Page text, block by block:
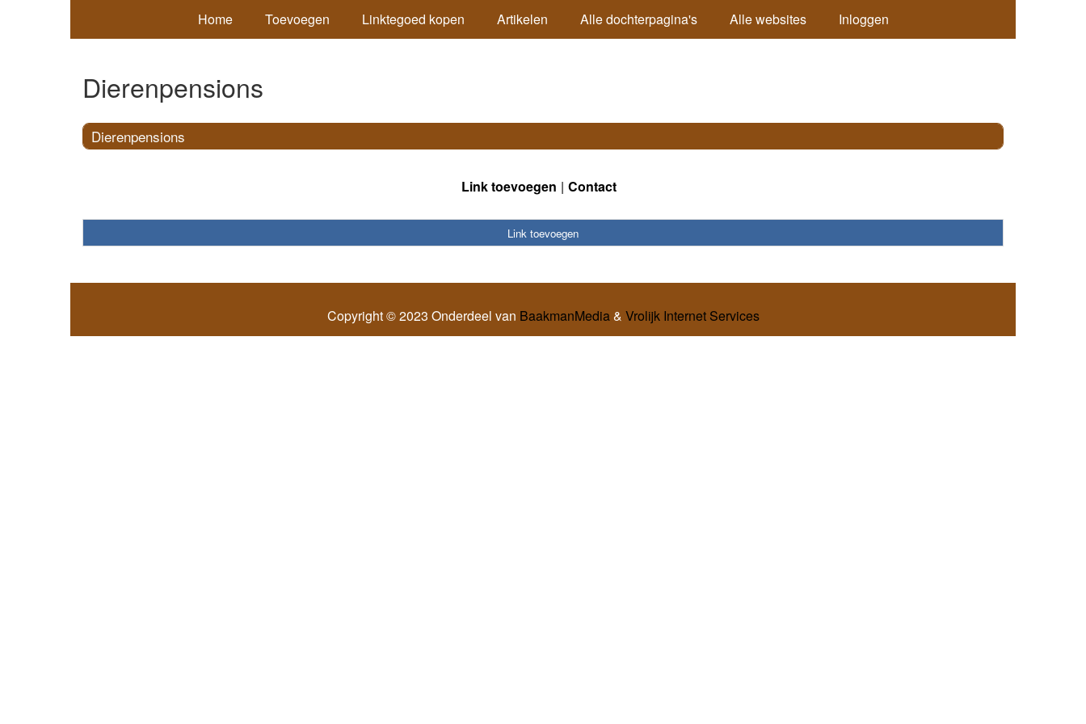
Home Toevoegen Linktegoed kopen Artikelen Alle dochterpagina's Alle websites Inloggen
Dierenpensions
Dierenpensions
Link toevoegen Contact
Link toevoegen
Copyright © 2023 Onderdeel van BaakmanMedia& Vrolijk Internet Services